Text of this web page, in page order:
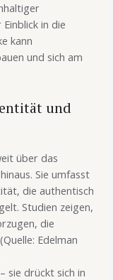
in die
kann
und sich am
und
über das
Sie umfasst
die authentisch
Studien zeigen,
die
Edelman
sie drückt sich in